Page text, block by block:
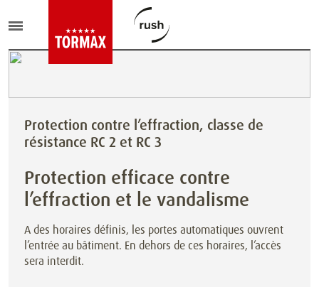
Protection contre l’effraction, classe de
résistance RC 2 et RC 3
Protection efficace contre
l’effraction et le vandalisme
A des horaires définis, les portes automatiques ouvrent
l’entrée au bâtiment. En dehors de ces horaires, l’accès
sera interdit.